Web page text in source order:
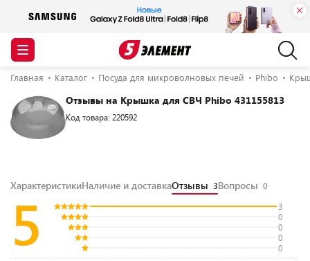
Главная Каталог Посуда для микроволновых печей Phibo
Отзывы на Крышка для СВЧ Phibo 431155813
Код товара: 220592
ХарактеристикиНаличие и доставкаОтзывы 3Вопросы 0
5
3
0
0
0
0